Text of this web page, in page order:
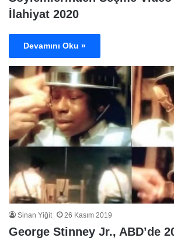
İlahiyat 2020
Devamını Oku »
Sinan Yiğit 26 Kasım 2019
George Stinney Jr., ABD’de